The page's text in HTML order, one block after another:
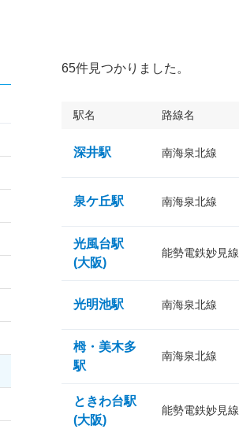
65件見つかりました。
駅名 路線名
深井駅 南海泉北線
泉ケ丘駅 南海泉北線
光風台駅
(大阪)
能勢電鉄妙見線
光明池駅 南海泉北線
栂・美木多
駅
南海泉北線
ときわ台駅
(大阪)
能勢電鉄妙見線